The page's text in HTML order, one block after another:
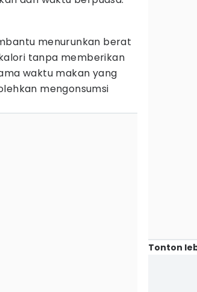
menurunkan berat
tanpa memberikan
waktu makan yang
mengonsumsi
Tonton